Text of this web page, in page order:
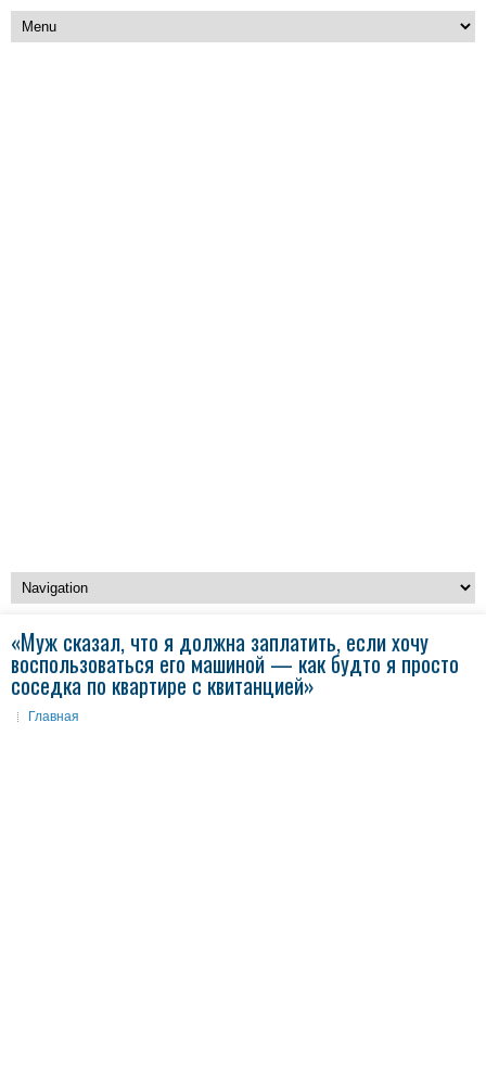
«Муж сказал, что я должна заплатить, если хочу
воспользоваться его машиной — как будто я просто
соседка по квартире с квитанцией»
Главная